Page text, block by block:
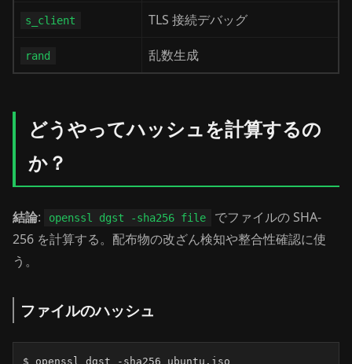
s_client TLS 接続デバッグ
rand 乱数生成
どうやってハッシュを計算するの
か？
結論: openssl dgst -sha256 file
でファイルの SHA-
256 を計算する。配布物の改ざん検知や整合性確認に使
う。
ファイルのハッシュ
$ openssl dgst -sha256 ubuntu.iso